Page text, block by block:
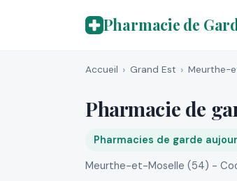
Pharmacie de
Accueil Grand Est Meurthe-
Pharmacie de
Pharmacies de garde
Meurthe-et-Moselle (54) -